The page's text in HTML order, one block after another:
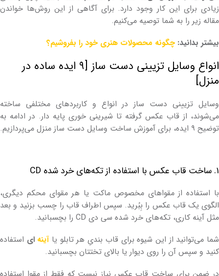
زیادی برای این کار وجود دارد. برای آگاهی از این روش‌ها خواندن
مقاله زیر را به شما توصیه می‌کنیم.
بیشتر بدانید: چگونه محصولات هنری خود را بفروشیم؟
انواع وسایل تزیینی دست ساز [۹ ایده ساده در
منزل]
وسایل تزیینی دست ساز در انواع و کاربردهای مختلفی ساخته
می‌شوند، از قاب عکس‌ گرفته تا شیرینی خوری پایه دار. در ادامه به
توضیح ۹ ایده، برای آموزش ساخت وسایل دست ساز منزل می‌پردازیم.
۱. ساخت قاب عکس با استفاده از تکه‌های خرد شده CD
با استفاده از مقواهای مخصوص ماکت یا هر مقوای محکم دیگری،
الگوی یک قاب عکس را بِبُرید. سپس اطراف قاب را چسب بزنید و بعد
مثل آینه کاری، تکه‌های خرد شده سی دی CD را بچسبانید.
شما می‌توانید از این شیوه برای قاب بندیِ هر تابلو یاآینه ‌ای استفاده
کنید و سپس آن را روی دیوار یا بالای تختتان بچسبانید.